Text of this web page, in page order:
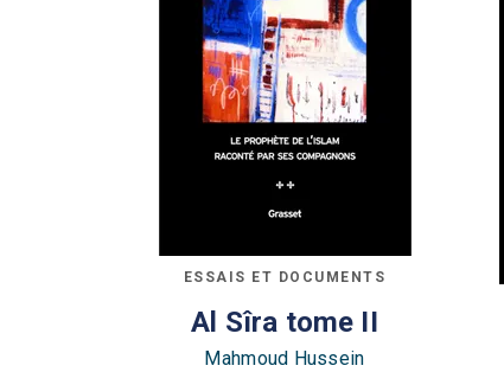
ESSAIS ET DOCUMENTS
Al Sîra tome II
Mahmoud Hussein